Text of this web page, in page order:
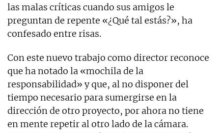
las malas críticas cuando sus amigos le
preguntan de repente «¿Qué tal estás?», ha
confesado entre risas.
Con este nuevo trabajo como director reconoce
que ha notado la «mochila de la
responsabilidad» y que, al no disponer del
tiempo necesario para sumergirse en la
dirección de otro proyecto, por ahora no tiene
en mente repetir al otro lado de la cámara.